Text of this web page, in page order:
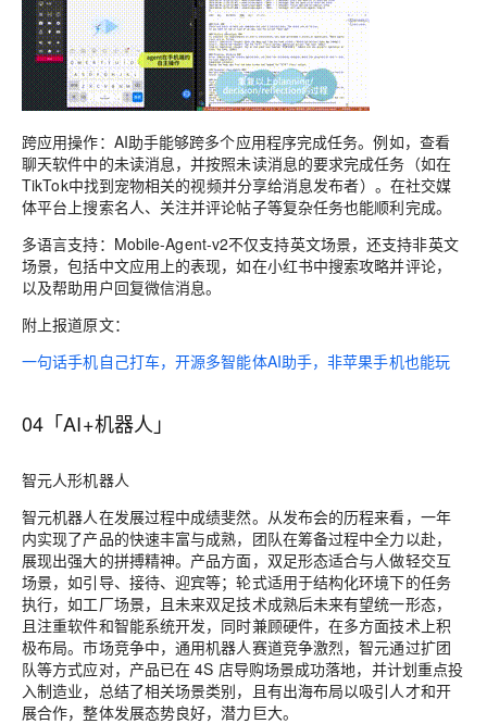
跨应用操作：AI助手能够跨多个应用程序完成任务。例如，查看
聊天软件中的未读消息，并按照未读消息的要求完成任务（如在
TikTok中找到宠物相关的视频并分享给消息发布者）。在社交媒
体平台上搜索名人、关注并评论帖子等复杂任务也能顺利完成。
多语言支持：Mobile-Agent-v2不仅支持英文场景，还支持非英文
场景，包括中文应用上的表现，如在小红书中搜索攻略并评论，
以及帮助用户回复微信消息。
附上报道原文：
一句话手机自己打车，开源多智能体AI助手，非苹果手机也能玩
04「AI+机器人」
智元人形机器人
智元机器人在发展过程中成绩斐然。从发布会的历程来看，一年
内实现了产品的快速丰富与成熟，团队在筹备过程中全力以赴，
展现出强大的拼搏精神。产品方面，双足形态适合与人做轻交互
场景，如引导、接待、迎宾等；轮式适用于结构化环境下的任务
执行，如工厂场景，且未来双足技术成熟后未来有望统一形态，
且注重软件和智能系统开发，同时兼顾硬件，在多方面技术上积
极布局。市场竞争中，通用机器人赛道竞争激烈，智元通过扩团
队等方式应对，产品已在 4S 店导购场景成功落地，并计划重点投
入制造业，总结了相关场景类别，且有出海布局以吸引人才和开
展合作，整体发展态势良好，潜力巨大。